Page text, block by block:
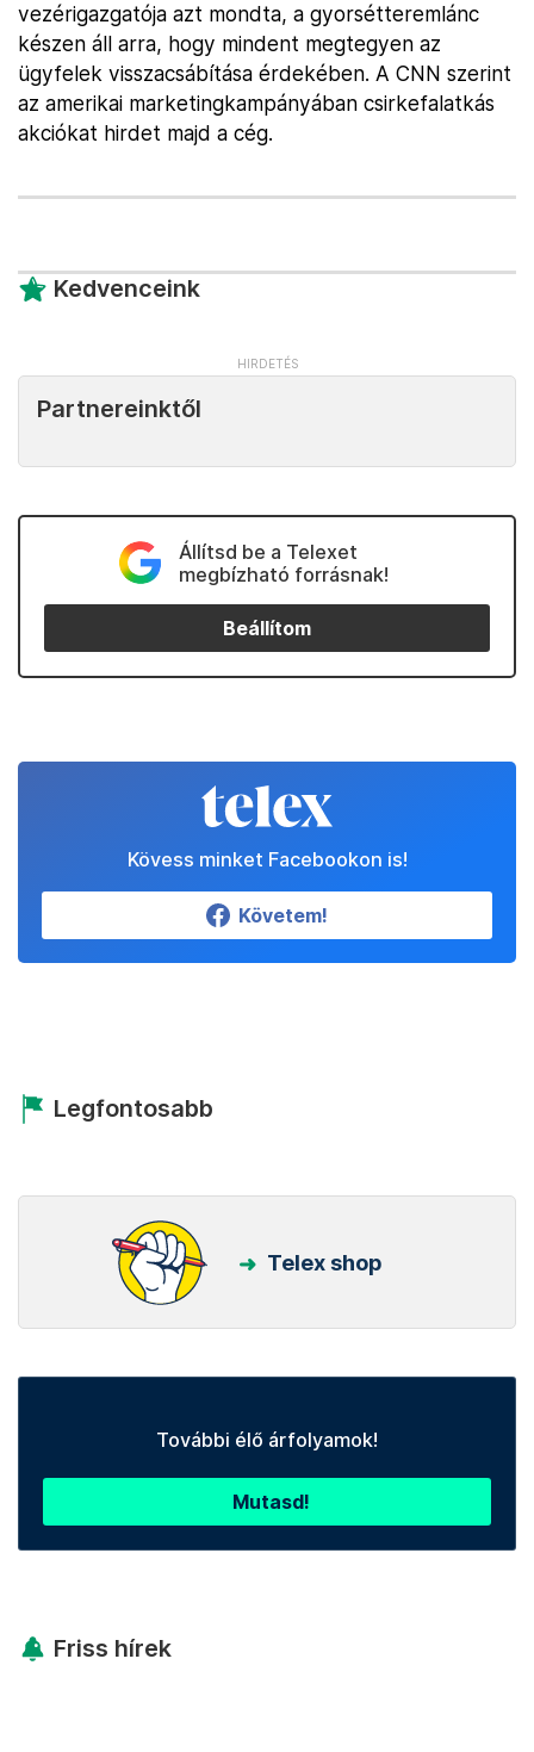
vezérigazgatója azt mondta, a gyorsétteremlánc
készen áll arra, hogy mindent megtegyen az
ügyfelek visszacsábítása érdekében. A CNN szerint
az amerikai marketingkampányában csirkefalatkás
akciókat hirdet majd a cég.
Kedvenceink
Partnereinktől
Állítsd be a Telexet
megbízható forrásnak!
Beállítom
Kövess minket Facebookon is!
Követem!
Legfontosabb
Telex shop
További élő árfolyamok!
Mutasd!
Friss hírek